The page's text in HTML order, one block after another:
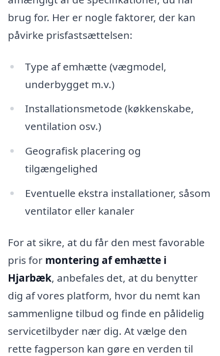
brug for. Her er nogle faktorer, der kan
påvirke prisfastsættelsen:
Type af emhætte (vægmodel,
underbygget m.v.)
Installationsmetode (køkkenskabe,
ventilation osv.)
Geografisk placering og
tilgængelighed
Eventuelle ekstra installationer, såsom
ventilator eller kanaler
For at sikre, at du får den mest favorable
pris for montering af emhætte i
Hjarbæk, anbefales det, at du benytter
dig af vores platform, hvor du nemt kan
sammenligne tilbud og finde en pålidelig
servicetilbyder nær dig. At vælge den
rette fagperson kan gøre en verden til